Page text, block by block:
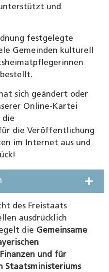
und
festgelegte
Gemeinden kulturell
sich geändert oder
Online-Kartei
die
die Veröffentlichung
im Internet aus und
des Freistaats
ausdrücklich
die Gemeinsame
und für
Staatsministeriums